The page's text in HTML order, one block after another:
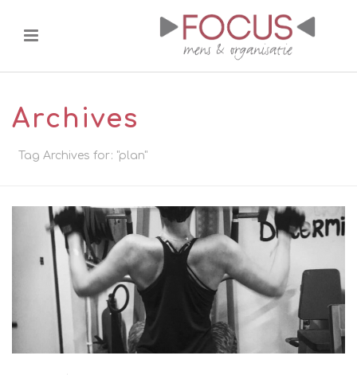
Archives
Tag Archives for: "plan"